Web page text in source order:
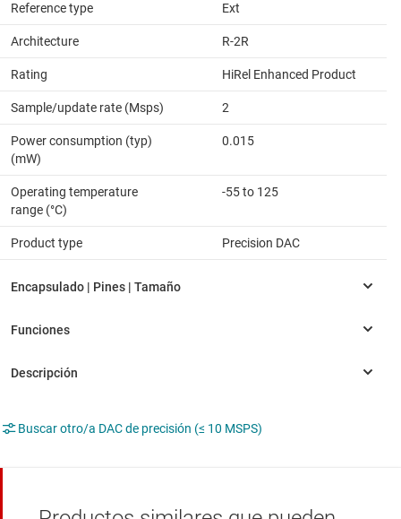
Reference type Ext
Architecture R-2R
Rating HiRel Enhanced Product
Sample/update rate (Msps) 2
Power consumption (typ)
(mW)
0.015
Operating temperature
range (°C)
-55 to 125
Product type Precision DAC
Buscar otro/a DAC de precisión (≤ 10 MSPS)